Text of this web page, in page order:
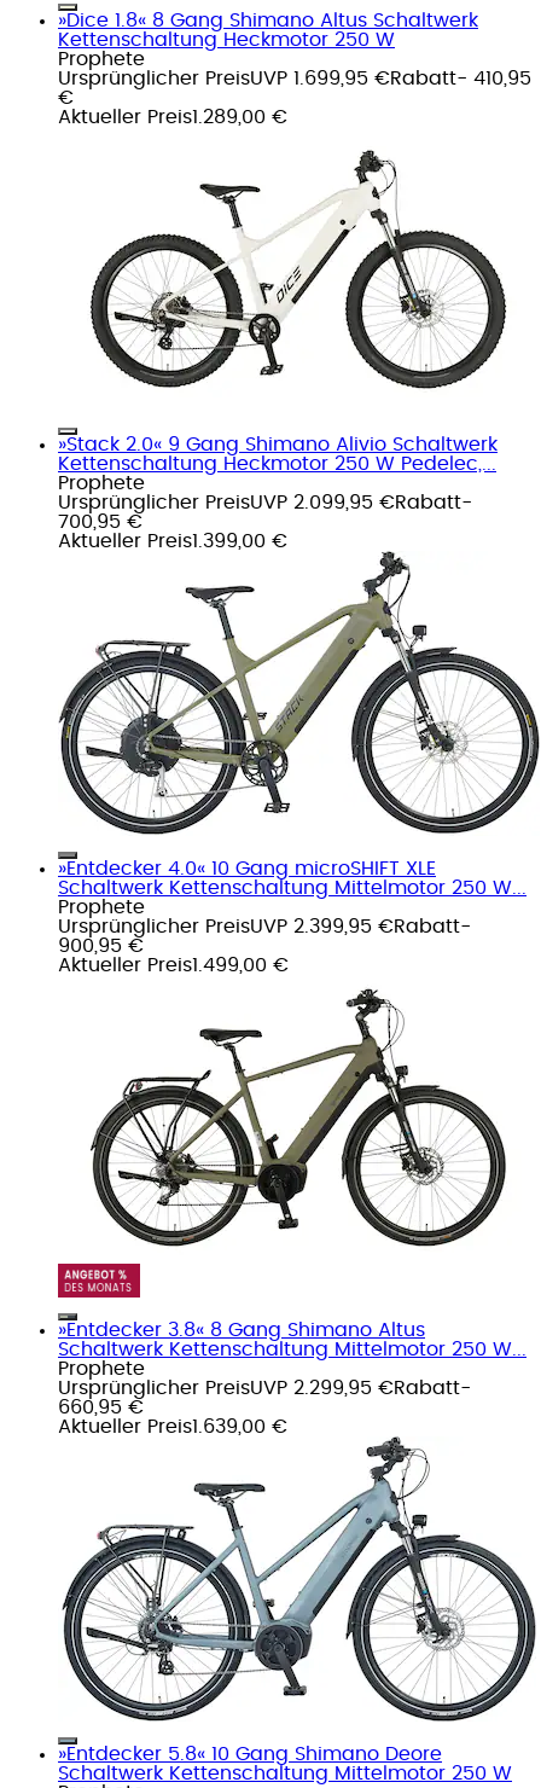
»Dice 1.8« 8 Gang Shimano Altus Schaltwerk
Kettenschaltung Heckmotor 250 W
Prophete
Ursprünglicher PreisUVP 1.699,95 €Rabatt- 410,95
€
Aktueller Preis1.289,00 €
»Stack 2.0« 9 Gang Shimano Alivio Schaltwerk
Kettenschaltung Heckmotor 250 W Pedelec,...
Prophete
Ursprünglicher PreisUVP 2.099,95 €Rabatt-
700,95 €
Aktueller Preis1.399,00 €
»Entdecker 4.0« 10 Gang microSHIFT XLE
Schaltwerk Kettenschaltung Mittelmotor 250 W...
Prophete
Ursprünglicher PreisUVP 2.399,95 €Rabatt-
900,95 €
Aktueller Preis1.499,00 €
»Entdecker 3.8« 8 Gang Shimano Altus
Schaltwerk Kettenschaltung Mittelmotor 250 W...
Prophete
Ursprünglicher PreisUVP 2.299,95 €Rabatt-
660,95 €
Aktueller Preis1.639,00 €
»Entdecker 5.8« 10 Gang Shimano Deore
Schaltwerk Kettenschaltung Mittelmotor 250 W